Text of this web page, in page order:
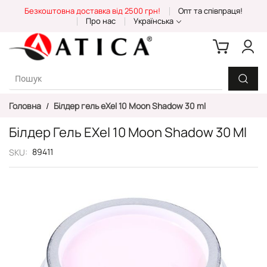
Content
Безкоштовна доставка від 2500 грн!
Опт та співпраця!
Про нас
Українська
Головна Білдер гель eXel 10 Moon Shadow 30 ml
Білдер Гель EXel 10 Moon Shadow 30 Ml
SKU 89411
зображень